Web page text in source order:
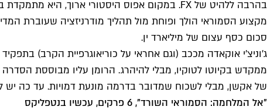
סכום כסף עצום של מיליארד ין.
ג׳וניצ׳י אוקאדה מככב (וגם אחראי על כוריאוגרפיית הקרב)
ממקדש בקיוטו לטוקיו, מבלי להיהרג. הרומן עליו מבוססת
של אקשן, מבלי לשכוח שמדובר בדרמה מונעת דמויות. עד כה יש לסדרה ציון מרשים של 100% ברוטן טומטו, ונדמה שגם
"אל המלחמה: הסמוראי השורד", 6 פרקים, עכשיו בנטפליקס